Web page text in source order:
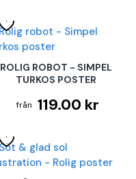
ROLIG ROBOT - SIMPEL
TURKOS POSTER
119.00 kr